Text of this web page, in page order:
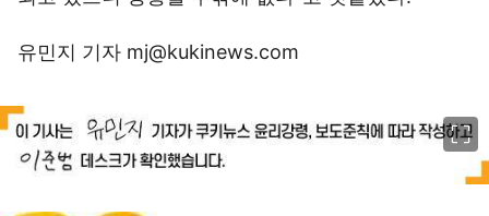
유민지 기자 mj@kukinews.com